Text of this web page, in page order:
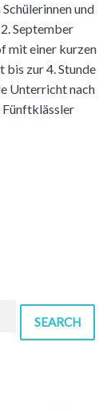
und
September
mit einer kurzen
bis zur 4. Stunde
Unterricht nach
Fünftklässler
SEARCH